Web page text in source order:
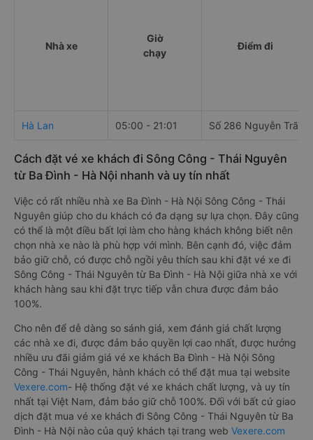
Nhà xe
Giờ
chạy
Điểm đi
Hà Lan 05:00 - 21:01 Số 286 Nguyễn Trãi
Cách đặt vé xe khách đi Sông Công - Thái Nguyên
từ Ba Đình - Hà Nội nhanh và uy tín nhất
Việc có rất nhiều nhà xe Ba Đình - Hà Nội Sông Công - Thái
Nguyên giúp cho du khách có đa dạng sự lựa chọn. Đây cũng
có thể là một điều bất lợi làm cho hàng khách không biết nên
chọn nhà xe nào là phù hợp với mình. Bên cạnh đó, việc đảm
bảo giữ chỗ, có được chỗ ngồi yêu thích sau khi đặt vé xe đi
Sông Công - Thái Nguyên từ Ba Đình - Hà Nội giữa nhà xe với
khách hàng sau khi đặt trực tiếp vẫn chưa được đảm bảo
100%.
Cho nên để dễ dàng so sánh giá, xem đánh giá chất lượng
các nhà xe đi, được đảm bảo quyền lợi cao nhất, được hưởng
nhiều ưu đãi giảm giá vé xe khách Ba Đình - Hà Nội Sông
Công - Thái Nguyên, hành khách có thể đặt mua tại website
Vexere.com- Hệ thống đặt vé xe khách chất lượng, và uy tín
nhất tại Việt Nam, đảm bảo giữ chỗ 100%. Đối với bất cứ giao
dịch đặt mua vé xe khách đi Sông Công - Thái Nguyên từ Ba
Đình - Hà Nội nào của quý khách tại trang web Vexere.com